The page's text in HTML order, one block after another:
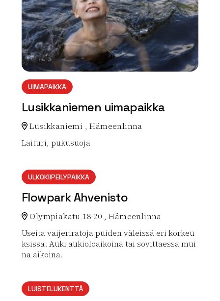
UIMAPAIKKA
Lusikkaniemen uimapaikka
Lusikkaniemi , Hämeenlinna
Laituri, pukusuoja
ULKOKIIPEILYPAIKKA
Flowpark Ahvenisto
Olympiakatu 18-20 , Hämeenlinna
Useita vaijeriratoja puiden väleissä eri korkeu
ksissa. Auki aukioloaikoina tai sovittaessa mui
na aikoina.
LUISTELUKENTTÄ